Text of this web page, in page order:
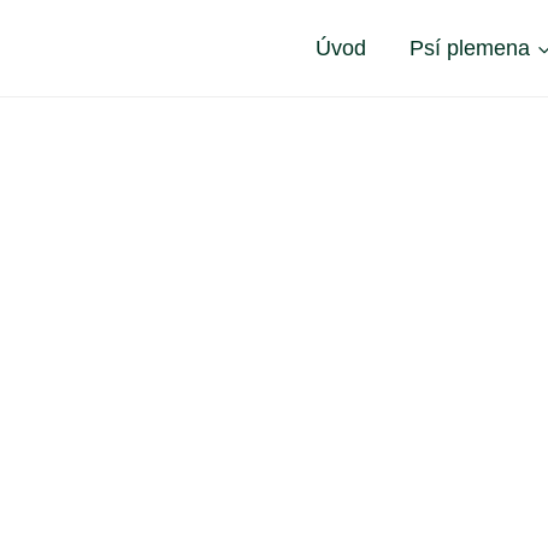
Úvod Psí plemena